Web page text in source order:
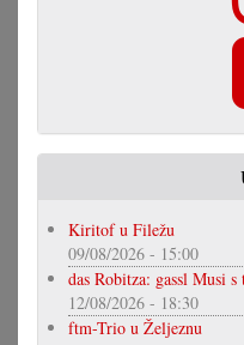
Kiritof u Filežu
09/08/2026 - 15:00
das Robitza: gassl Musi
12/08/2026 - 18:30
ftm-Trio u Željeznu